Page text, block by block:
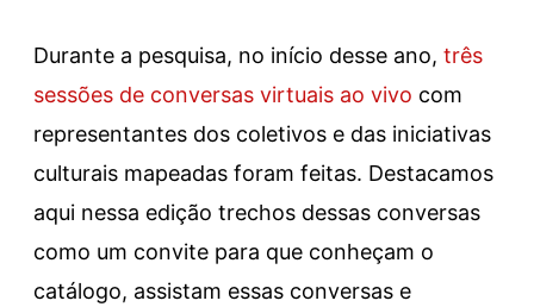
Durante a pesquisa, no início desse ano, três
sessões de conversas virtuais ao vivo com
representantes dos coletivos e das iniciativas
culturais mapeadas foram feitas. Destacamos
aqui nessa edição trechos dessas conversas
como um convite para que conheçam o
catálogo, assistam essas conversas e